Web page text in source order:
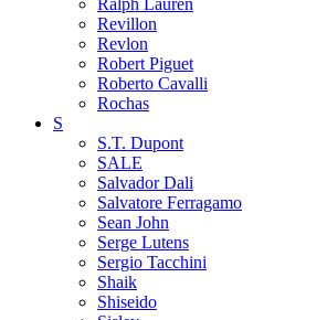
Ralph Lauren
Revillon
Revlon
Robert Piguet
Roberto Cavalli
Rochas
S
S.T. Dupont
SALE
Salvador Dali
Salvatore Ferragamo
Sean John
Serge Lutens
Sergio Tacchini
Shaik
Shiseido